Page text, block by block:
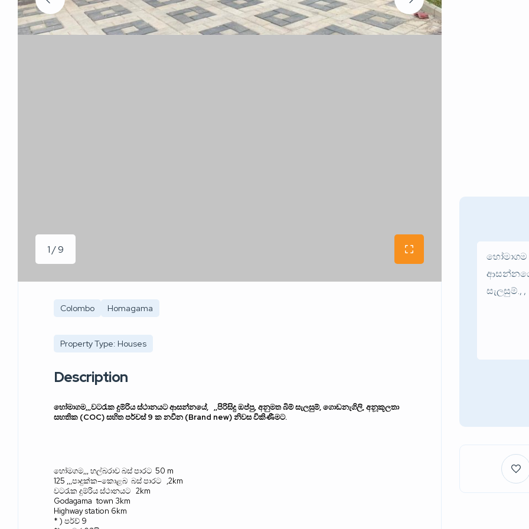
1 / 9
Colombo Homagama
Property Type: Houses
Description
හෝමාගම,,,වටරැක දුම්රිය ස්ථානයට ආසන්නයේ, ,,පිරිසිදු ඔප්පු,අනුමත බිම් සැලසුම්,ගොඩනැගිලි,අනූකූලතා
සහතික (COC)සහිත පර්චස්9 ක නවීන (Brand new)නිවස විකිණීමට.
හෝමගම,,,හල්බරාව බස් පාරට 50 m
125 ,,,පාදුක්ක–කොළබ බස්පාරට ,2km
වටරැක දුම්රිය ස්ථානයට 2km
Godagama town 3km
Highway station 6km
* ) පර්ච් 9